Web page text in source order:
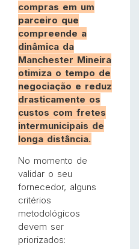
compras em um
parceiro que
compreende a
dinâmica da
Manchester Mineira
otimiza o tempo de
negociação e reduz
drasticamente os
custos com fretes
intermunicipais de
longa distância.
No momento de
validar o seu
fornecedor, alguns
critérios
metodológicos
devem ser
priorizados: